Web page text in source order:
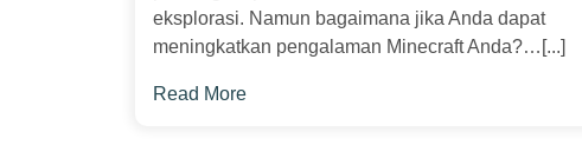
eksplorasi. Namun bagaimana jika Anda dapat
meningkatkan pengalaman Minecraft Anda?…[...]
Read More